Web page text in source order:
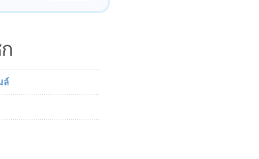
ล์